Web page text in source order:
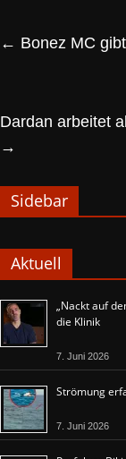
← Bonez MC
Dardan arbeitet
→
Sidebar
Aktuell
„Nackt auf
die Klinik
7. Juni 2026
Strömung
7. Juni 2026